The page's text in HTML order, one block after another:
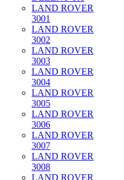
LAND ROVER
3001
LAND ROVER
3002
LAND ROVER
3003
LAND ROVER
3004
LAND ROVER
3005
LAND ROVER
3006
LAND ROVER
3007
LAND ROVER
3008
LAND ROVER